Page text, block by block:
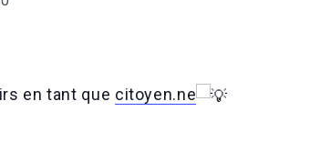
en tant que citoyen.ne